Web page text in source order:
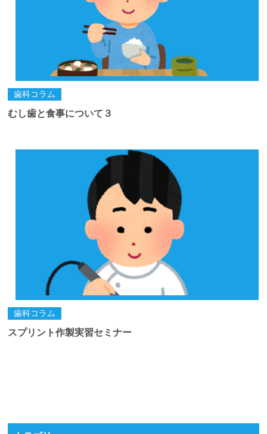
歯科コラム
むし歯と食事について３
歯科コラム
スプリント作製実習セミナー